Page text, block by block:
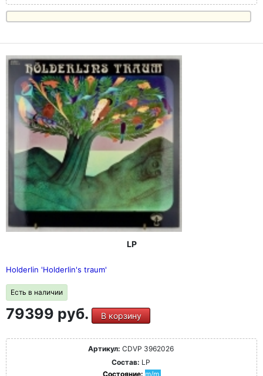
LP
Holderlin 'Holderlin's traum'
Есть в наличии
79399 руб. В корзину
Артикул: CDVP 3962026
Состав: LP
Состояние: m/m